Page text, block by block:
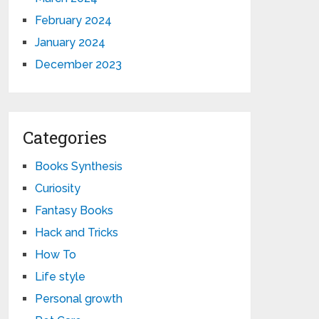
February 2024
January 2024
December 2023
Categories
Books Synthesis
Curiosity
Fantasy Books
Hack and Tricks
How To
Life style
Personal growth